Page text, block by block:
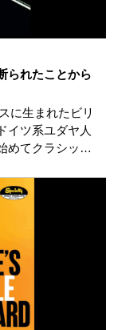
られたことから
に生まれたビリ
イツ系ユダヤ人
めてクラシッ…